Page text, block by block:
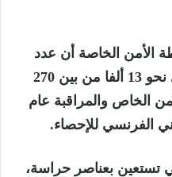
الأمن الخاصة أن عدد
مرافقي الشخصيات ارتفع إلى نحو 13 ألفا من بين 270
الخاص والمراقبة عام
تستعين بعناصر حراسة،